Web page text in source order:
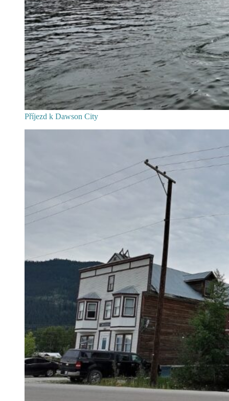
Příjezd k Dawson City